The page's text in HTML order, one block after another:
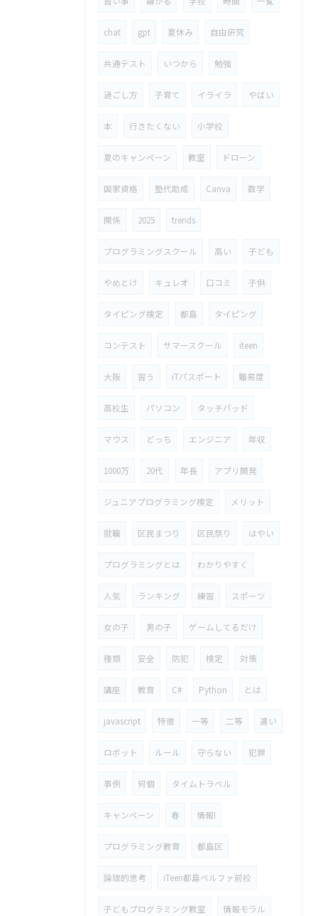
chat gpt 夏休み 自由研究
共通テスト いつから 勉強
過ごし方 子育て イライラ やばい
本 行きたくない 小学校
夏のキャンペーン 教室 ドローン
国家資格 塾代助成 Canva 数学
関係 2025 trends
プログラミングスクール 高い 子ども
やめとけ キュレオ 口コミ 子供
タイピング検定 都島 タイピング
コンテスト サマースクール iteen
大阪 習う iTパスポート 難易度
高校生 パソコン タッチパッド
マウス どっち エンジニア 年収
1000万 20代 年長 アプリ開発
ジュニアプログラミング検定 メリット
就職 区民まつり 区民祭り はやい
プログラミングとは わかりやすく
人気 ランキング 練習 スポーツ
女の子 男の子 ゲームしてるだけ
種類 安全 防犯 検定 対策
講座 教育 C# Python とは
javascript 特徴 一等 二等 違い
ロボット ルール 守らない 犯罪
事例 何個 タイムトラベル
キャンペーン 春 情報I
プログラミング教育 都島区
論理的思考 iTeen都島ベルファ前校
子どもプログラミング教室 情報モラル